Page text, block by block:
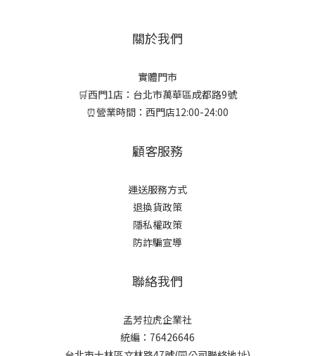
關於我們
實體門市
🛒西門1店：台北市萬華區成都路9號
⏰營業時間：西門店12:00-24:00
顧客服務
運送服務方式
退換貨政策
隱私權政策
防詐騙宣導
聯絡我們
孟芳拉虎企業社
統編：76426646